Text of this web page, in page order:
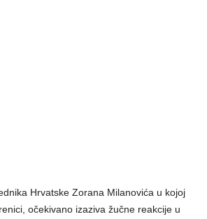
Hrvatske Zorana Milanovića u kojoj
očekivano izaziva žučne reakcije u